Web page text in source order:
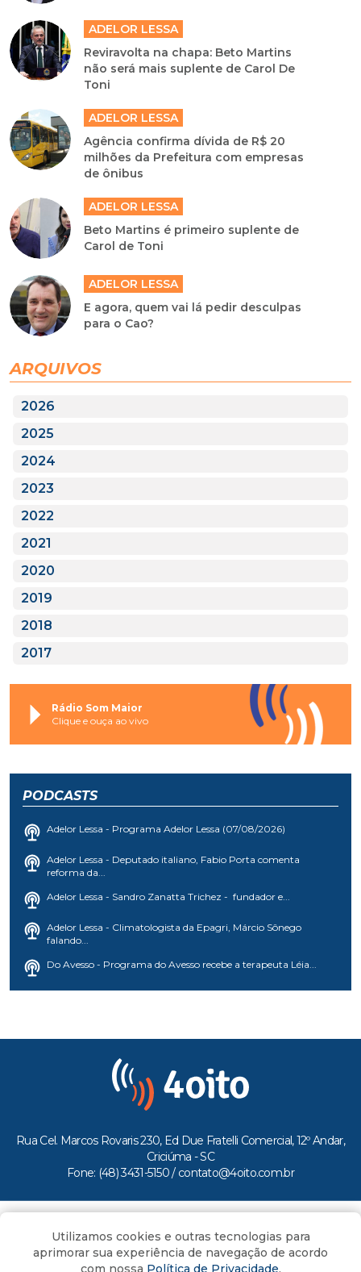
ADELOR LESSA
Reviravolta na chapa: Beto Martins
não será mais suplente de Carol De
Toni
ADELOR LESSA
Agência confirma dívida de R$ 20
milhões da Prefeitura com empresas
de ônibus
ADELOR LESSA
Beto Martins é primeiro suplente de
Carol de Toni
ADELOR LESSA
E agora, quem vai lá pedir desculpas
para o Cao?
ARQUIVOS
2026
2025
2024
2023
2022
2021
2020
2019
2018
2017
Rádio Som Maior
Clique e ouça ao vivo
PODCASTS
Adelor Lessa - Programa Adelor Lessa (07/08/2026)
Adelor Lessa - Deputado italiano, Fabio Porta comenta
reforma da...
Adelor Lessa - Sandro Zanatta Trichez - fundador e...
Adelor Lessa - Climatologista da Epagri, Márcio Sônego
falando...
Do Avesso - Programa do Avesso recebe a terapeuta Léia...
Rua Cel. Marcos Rovaris 230, Ed Due Fratelli Comercial, 12º Andar,
Criciúma - SC
Fone: (48) 3431-5150 / contato@4oito.com.br
Todos os direitos reservados ao Portal 4oito
Utilizamos cookies e outras tecnologias para
aprimorar sua experiência de navegação de acordo
com nossa Política de Privacidade.